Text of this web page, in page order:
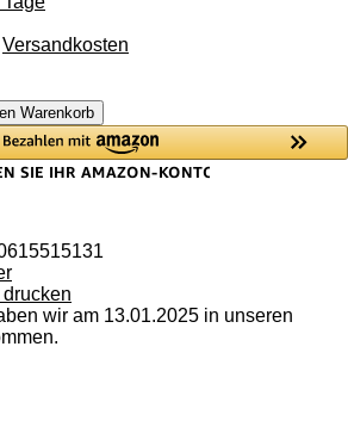
Versandkosten
Warenkorb
wir am 13.01.2025 in unseren